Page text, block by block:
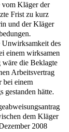
vom Kläger der
Frist zu kurz
und der Kläger
Unwirksamkeit des
einem wirksamen
die Beklagte
Arbeitsvertrag
bei einem
gestanden hätte.
dem Kläger
2008